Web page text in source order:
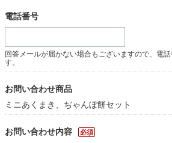
電話番号
回答メールが届かない場合もございますので、電
す。
お問い合わせ商品
ミニあくまき、ぢゃんぼ餅セット
お問い合わせ内容 必須